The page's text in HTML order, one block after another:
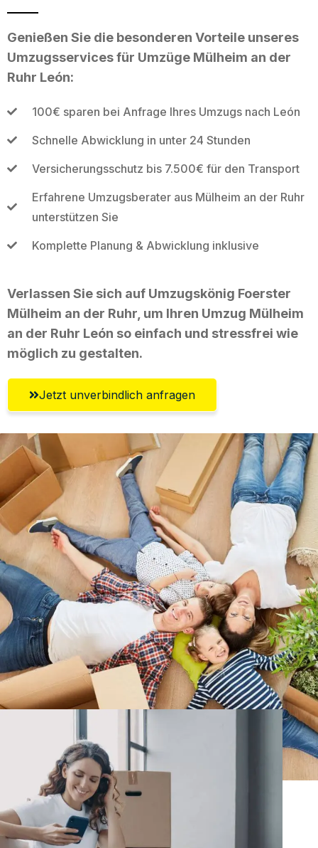
Genießen Sie die besonderen Vorteile unseres
Umzugsservices für Umzüge Mülheim an der
Ruhr León:
100€ sparen bei Anfrage Ihres Umzugs nach León
Schnelle Abwicklung in unter 24 Stunden
Versicherungsschutz bis 7.500€ für den Transport
Erfahrene Umzugsberater aus Mülheim an der Ruhr
unterstützen Sie
Komplette Planung & Abwicklung inklusive
Verlassen Sie sich auf Umzugskönig Foerster
Mülheim an der Ruhr, um Ihren Umzug Mülheim
an der Ruhr León so einfach und stressfrei wie
möglich zu gestalten.
Jetzt unverbindlich anfragen